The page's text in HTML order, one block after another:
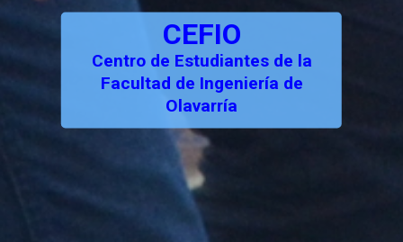
CEFIO
Centro de Estudiantes de la
Facultad de Ingeniería de
Olavarría